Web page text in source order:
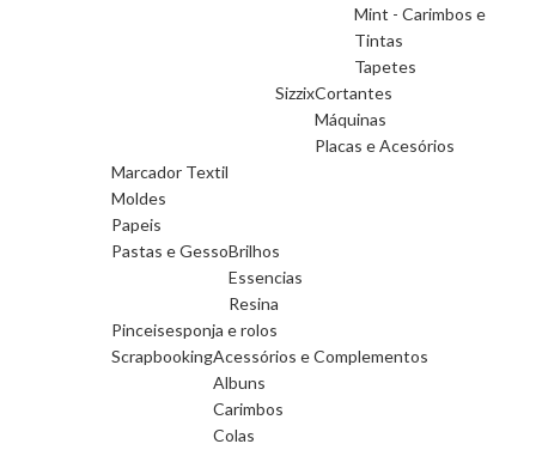
Mint - Carimbos e
Tintas
Tapetes
SizzixCortantes
Máquinas
Placas e Acesórios
Marcador Textil
Moldes
Papeis
Pastas e GessoBrilhos
Essencias
Resina
Pinceisesponja e rolos
ScrapbookingAcessórios e Complementos
Albuns
Carimbos
Colas